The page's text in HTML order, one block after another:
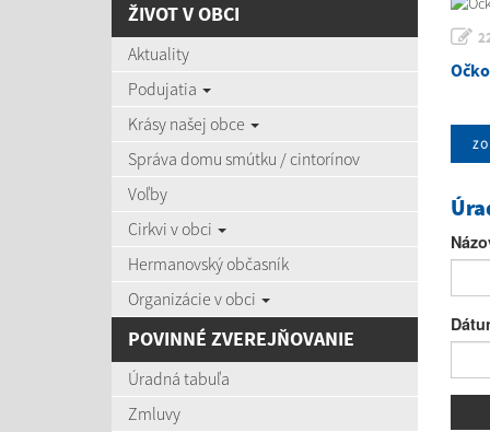
ŽIVOT V OBCI
Aktuality
Podujatia
Krásy našej obce
Správa domu smútku / cintorínov
Voľby
Cirkvi v obci
Hermanovský občasník
Organizácie v obci
POVINNÉ ZVEREJŇOVANIE
Úradná tabuľa
Zmluvy